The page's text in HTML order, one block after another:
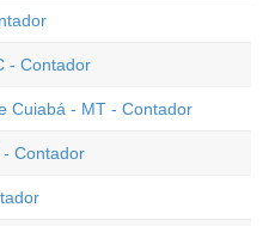
- Contador
Cuiabá - MT - Contador
- Contador